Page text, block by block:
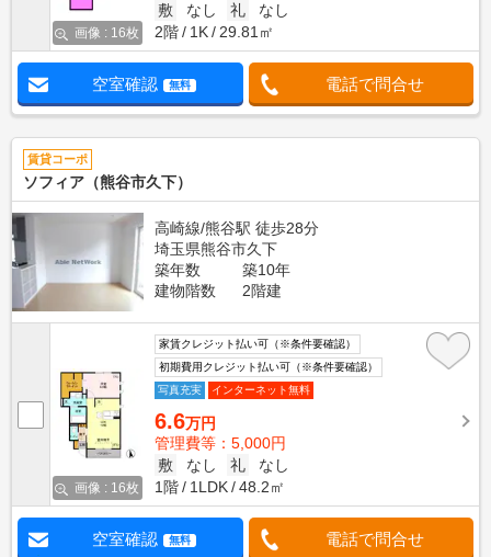
画像 : 16枚
敷
なし 礼
なし
2階
1K 29.81㎡
空室確認 無料 電話で問合せ
賃貸コーポ
ソフィア（熊谷市久下）
高崎線/熊谷駅 徒歩28分
埼玉県熊谷市久下
築年数
築10年
建物階数
2階建
画像 : 16枚
家賃クレジット払い可（※条件要確認）
初期費用クレジット払い可（※条件要確認）
写真充実
インターネット無料
6.6万円
管理費等：5,000円
敷
なし 礼
なし
1階
1LDK 48.2㎡
空室確認 無料 電話で問合せ